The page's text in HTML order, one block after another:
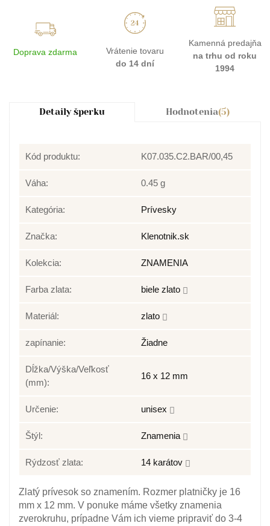
Doprava zdarma
Vrátenie tovaru
do 14 dní
Kamenná predajňa
na trhu od roku
1994
Detaily šperku Hodnotenia(5)
Kód produktu: K07.035.C2.BAR/00,45
Váha: 0.45 g
Kategória: Prívesky
Značka: Klenotnik.sk
Kolekcia: ZNAMENIA
Farba zlata: biele zlato
Materiál: zlato
zapínanie: Žiadne
Dĺžka/Výška/Veľkosť
(mm):
16 x 12 mm
Určenie: unisex
Štýl: Znamenia
Rýdzosť zlata: 14 karátov
Zlatý prívesok so znamením. Rozmer platničky je 16
mm x 12 mm. V ponuke máme všetky znamenia
zverokruhu, prípadne Vám ich vieme pripraviť do 3-4